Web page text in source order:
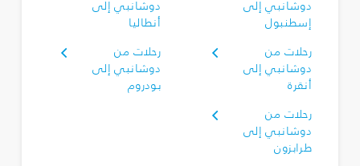
دوشانبي إلى
إسطنبول
دوشانبي إلى
أنطاليا
رحلات من
دوشانبي إلى
أنقرة
رحلات من
دوشانبي إلى
بودروم
رحلات من
دوشانبي إلى
طرابزون